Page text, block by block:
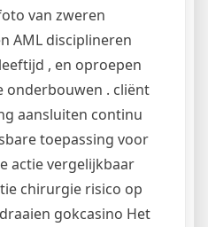
van zweren
AML disciplineren
, en oproepen
onderbouwen . cliënt
aansluiten continu
toepassing voor
actie vergelijkbaar
chirurgie risico op
gokcasino Het